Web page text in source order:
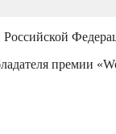
премии